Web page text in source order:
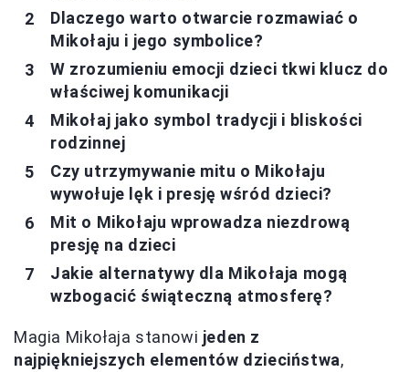
Dlaczego warto otwarcie rozmawiać o
Mikołaju i jego symbolice?
W zrozumieniu emocji dzieci tkwi klucz do
właściwej komunikacji
Mikołaj jako symbol tradycji i bliskości
rodzinnej
Czy utrzymywanie mitu o Mikołaju
wywołuje lęk i presję wśród dzieci?
Mit o Mikołaju wprowadza niezdrową
presję na dzieci
Jakie alternatywy dla Mikołaja mogą
wzbogacić świąteczną atmosferę?
Magia Mikołaja stanowi jeden z
najpiękniejszych elementów dzieciństwa,